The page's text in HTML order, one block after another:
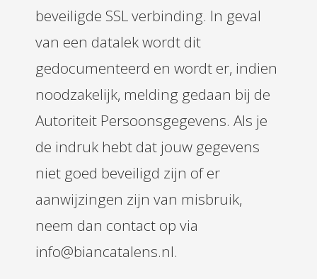
beveiligde SSL verbinding. In geval
van een datalek wordt dit
gedocumenteerd en wordt er, indien
noodzakelijk, melding gedaan bij de
Autoriteit Persoonsgegevens. Als je
de indruk hebt dat jouw gegevens
niet goed beveiligd zijn of er
aanwijzingen zijn van misbruik,
neem dan contact op via
info@biancatalens.nl.